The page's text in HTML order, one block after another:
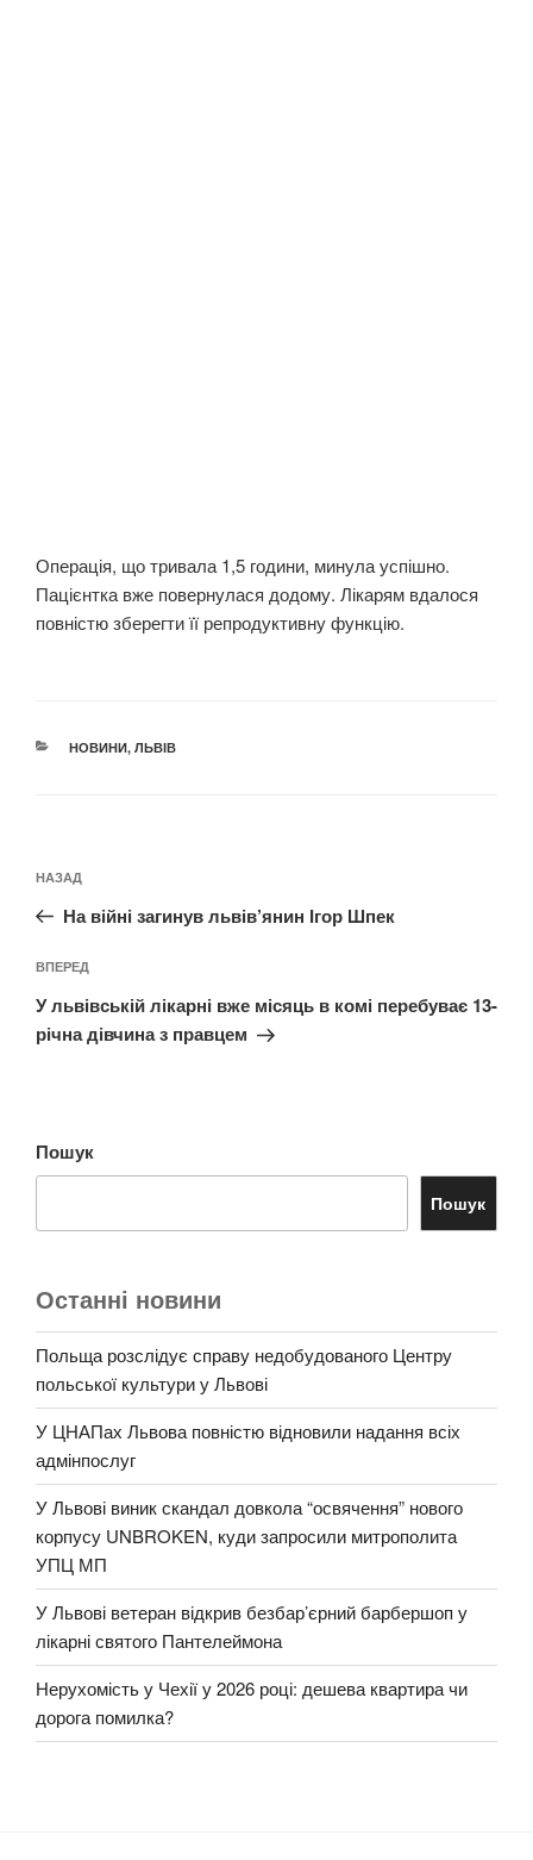
Операція, що тривала 1,5 години, минула успішно.
Пацієнтка вже повернулася додому. Лікарям вдалося
повністю зберегти її репродуктивну функцію.
КАТЕГОРІЇ
НОВИНИ, ЛЬВІВ
записів
Попередній
запис:
НАЗАД
На війні загинув львів’янин Ігор Шпек
Наступний
запис
ВПЕРЕД
У львівській лікарні вже місяць в комі перебуває 13-
річна дівчина з правцем
Пошук
Пошук
Останні новини
Польща розслідує справу недобудованого Центру
польської культури у Львові
У ЦНАПах Львова повністю відновили надання всіх
адмінпослуг
У Львові виник скандал довкола “освячення” нового
корпусу UNBROKEN, куди запросили митрополита
УПЦ МП
У Львові ветеран відкрив безбар’єрний барбершоп у
лікарні святого Пантелеймона
Нерухомість у Чехії у 2026 році: дешева квартира чи
дорога помилка?